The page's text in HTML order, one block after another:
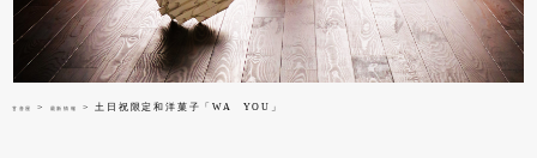
甘音屋 > 最新情報 > 土日祝限定和洋菓子「WA YOU」